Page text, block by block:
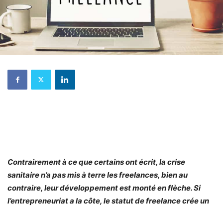
Contrairement à ce que certains ont écrit, la crise
sanitaire n’a pas mis à terre les freelances, bien au
contraire, leur développement est monté en flèche. Si
l’entrepreneuriat a la côte, le statut de freelance crée un